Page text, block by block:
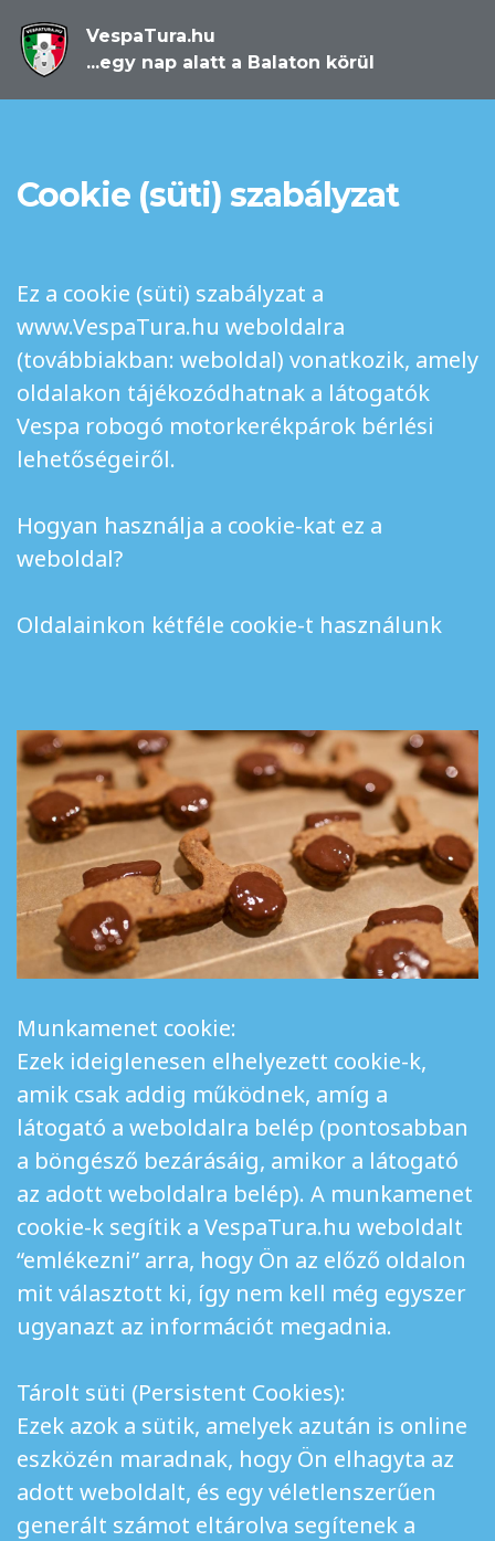
VespaTura.hu
...egy nap alatt a Balaton körül
Cookie (süti) szabályzat
Ez a cookie (süti) szabályzat a
www.VespaTura.hu weboldalra
(továbbiakban: weboldal) vonatkozik, amely
oldalakon tájékozódhatnak a látogatók
Vespa robogó motorkerékpárok bérlési
lehetőségeiről.
Hogyan használja a cookie-kat ez a
weboldal?
Oldalainkon kétféle cookie-t használunk
Munkamenet cookie:
Ezek ideiglenesen elhelyezett cookie-k,
amik csak addig működnek, amíg a
látogató a weboldalra belép (pontosabban
a böngésző bezárásáig, amikor a látogató
az adott weboldalra belép). A munkamenet
cookie-k segítik a VespaTura.hu weboldalt
“emlékezni” arra, hogy Ön az előző oldalon
mit választott ki, így nem kell még egyszer
ugyanazt az információt megadnia.
Tárolt süti (Persistent Cookies):
Ezek azok a sütik, amelyek azután is online
eszközén maradnak, hogy Ön elhagyta az
adott weboldalt, és egy véletlenszerűen
generált számot eltárolva segítenek a